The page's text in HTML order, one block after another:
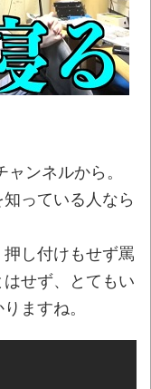
す
NEW!
「NTE」が凄す
なかったのかと
レビ離れ｣が始ま
ネーが転がり込
ｗｗｗｗｗｗｗ
ンネルから。
っている人なら
し付けもせず罵
せず、とてもい
ますね。